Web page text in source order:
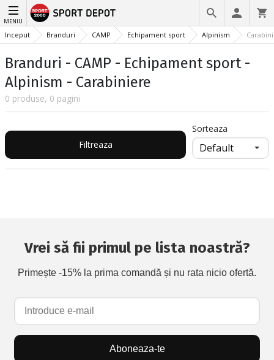
MENIU
Inceput Branduri CAMP Echipament sport Alpinism
Branduri - CAMP - Echipament sport -
Alpinism - Carabiniere
0 produse, 0 pagini
Filtreaza
Sorteaza
Vrei să fii primul pe lista noastră?
Primește -15% la prima comandă și nu rata nicio ofertă.
Aboneaza-te